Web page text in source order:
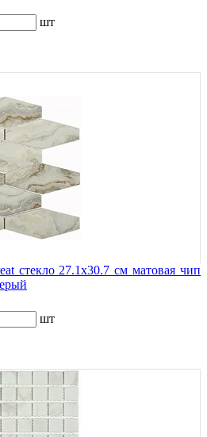
шт
стекло 27.1х30.7 см матовая чип
шт